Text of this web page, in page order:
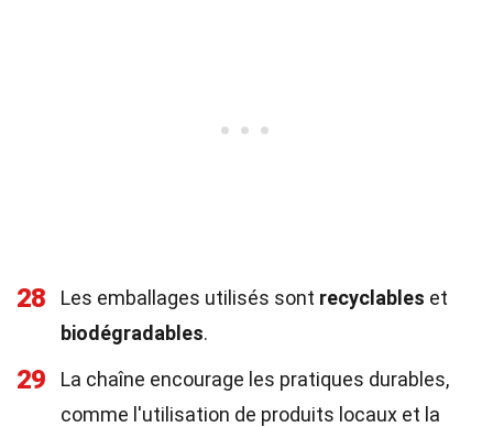
28 Les emballages utilisés sont recyclables et
biodégradables.
29
La chaîne encourage les pratiques durables,
comme l'utilisation de produits locaux et la